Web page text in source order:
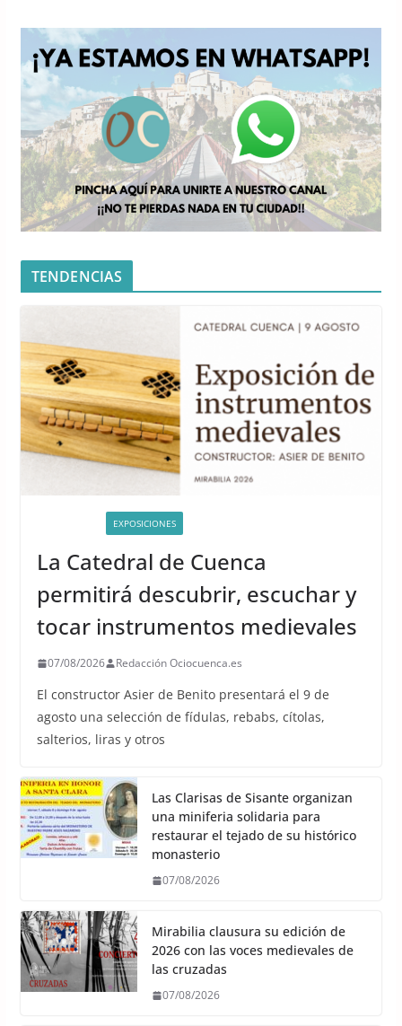
TENDENCIAS
EXPOSICIONES
La Catedral de Cuenca
permitirá descubrir, escuchar y
tocar instrumentos medievales
07/08/2026 Redacción Ociocuenca.es
El constructor Asier de Benito presentará el 9 de
agosto una selección de fídulas, rebabs, cítolas,
salterios, liras y otros
Las Clarisas de Sisante organizan
una miniferia solidaria para
restaurar el tejado de su histórico
monasterio
07/08/2026
Mirabilia clausura su edición de
2026 con las voces medievales de
las cruzadas
07/08/2026